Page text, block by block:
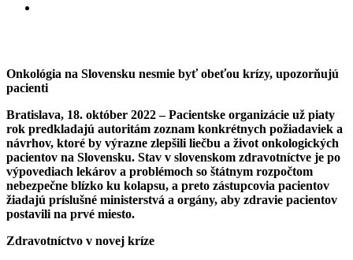
Onkológia na Slovensku nesmie byť obeťou krízy, upozorňujú
pacienti
Bratislava, 18. október 2022 – Pacientske organizácie už piaty
rok predkladajú autoritám zoznam konkrétnych požiadaviek a
návrhov, ktoré by výrazne zlepšili liečbu a život onkologických
pacientov na Slovensku. Stav v slovenskom zdravotníctve je po
výpovediach lekárov a problémoch so štátnym rozpočtom
nebezpečne blízko ku kolapsu, a preto zástupcovia pacientov
žiadajú príslušné ministerstvá a orgány, aby zdravie pacientov
postavili na prvé miesto.
Zdravotníctvo v novej kríze